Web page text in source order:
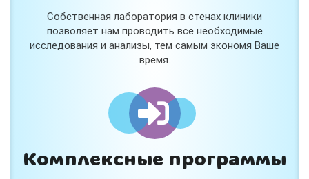
Собственная лаборатория в стенах клиники
позволяет нам проводить все необходимые
исследования и анализы, тем самым экономя Ваше
время.
Комплексные программы
Работает наСтримвуд